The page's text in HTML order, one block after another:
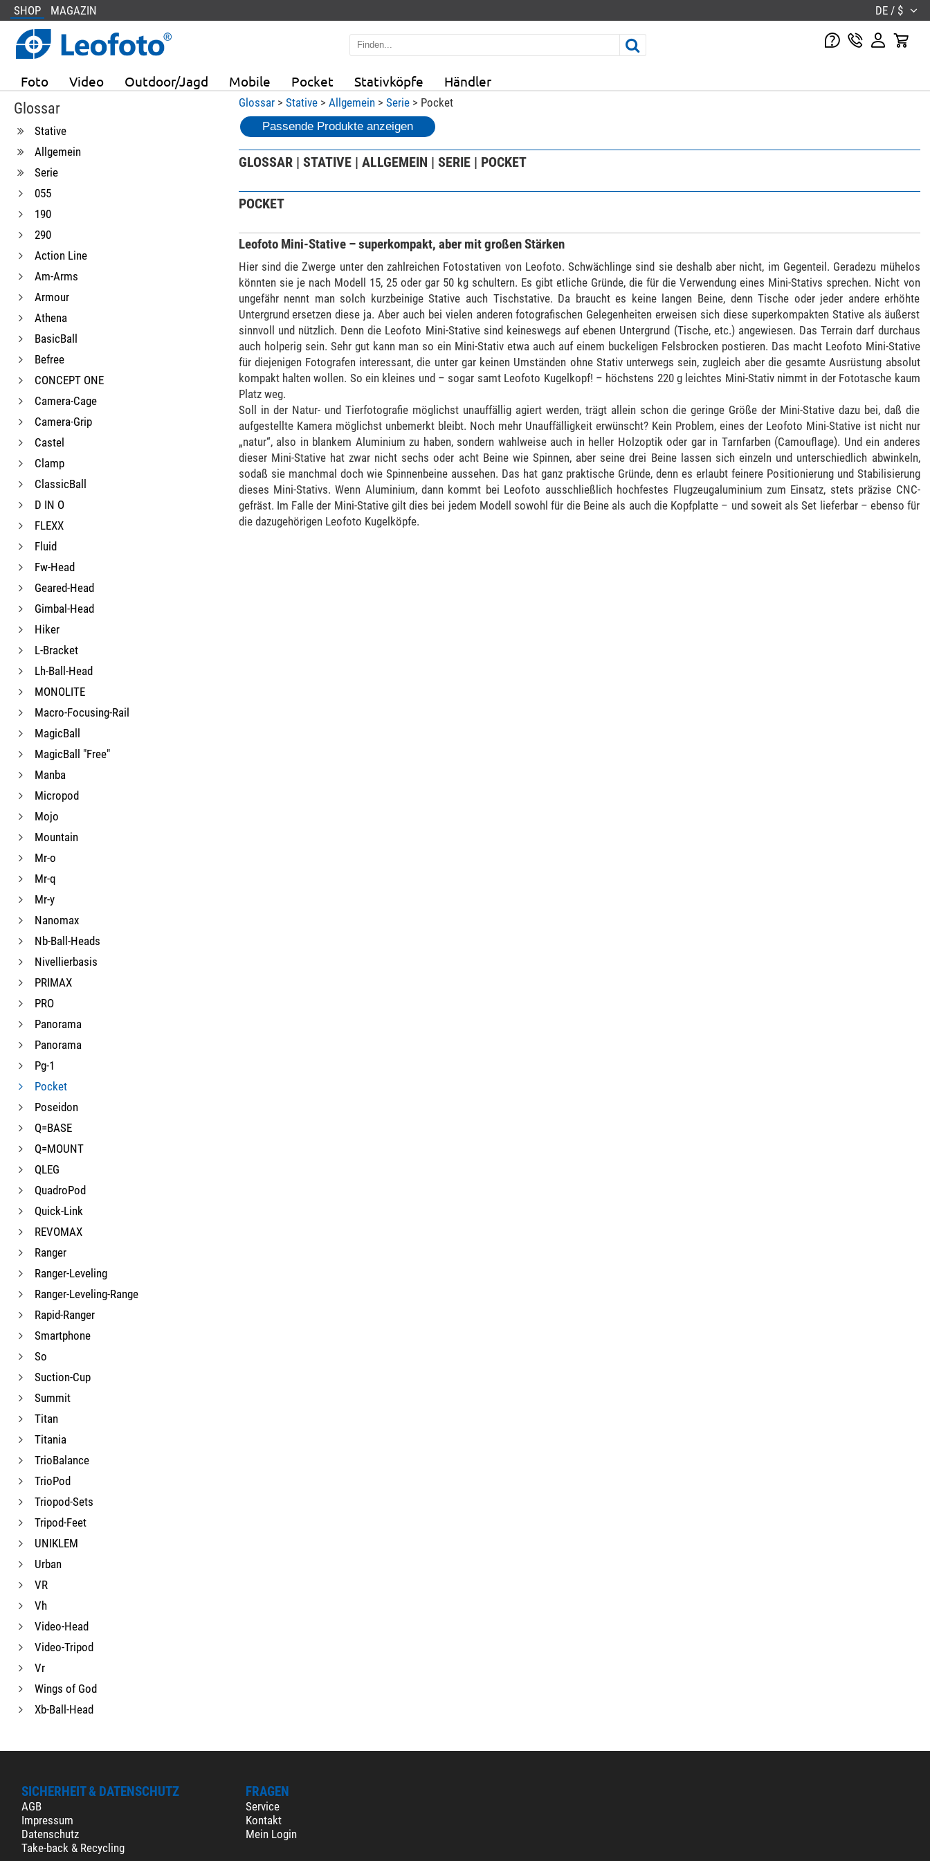
SHOP MAGAZIN DE / $
Foto Video Outdoor/Jagd Mobile Pocket Stativköpfe Händler
Glossar
Stative
Allgemein
Serie
055
190
290
Action Line
Am-Arms
Armour
Athena
BasicBall
Befree
CONCEPT ONE
Camera-Cage
Camera-Grip
Castel
Clamp
ClassicBall
D IN O
FLEXX
Fluid
Fw-Head
Geared-Head
Gimbal-Head
Hiker
L-Bracket
Lh-Ball-Head
MONOLITE
Macro-Focusing-Rail
MagicBall
MagicBall "Free"
Manba
Micropod
Mojo
Mountain
Mr-o
Mr-q
Mr-y
Nanomax
Nb-Ball-Heads
Nivellierbasis
PRIMAX
PRO
Panorama
Panorama
Pg-1
Pocket
Poseidon
Q=BASE
Q=MOUNT
QLEG
QuadroPod
Quick-Link
REVOMAX
Ranger
Ranger-Leveling
Ranger-Leveling-Range
Rapid-Ranger
Smartphone
So
Suction-Cup
Summit
Titan
Titania
TrioBalance
TrioPod
Triopod-Sets
Tripod-Feet
UNIKLEM
Urban
VR
Vh
Video-Head
Video-Tripod
Vr
Wings of God
Xb-Ball-Head
Glossar> Stative> Allgemein> Serie> Pocket
Passende Produkte anzeigen
GLOSSAR | STATIVE | ALLGEMEIN | SERIE | POCKET
POCKET
Leofoto Mini-Stative – superkompakt, aber mit großen Stärken
Hier sind die Zwerge unter den zahlreichen Fotostativen von Leofoto. Schwächlinge sind sie deshalb aber nicht, im Gegenteil. Geradezu mühelos
könnten sie je nach Modell 15, 25 oder gar 50 kg schultern. Es gibt etliche Gründe, die für die Verwendung eines Mini-Stativs sprechen. Nicht von
ungefähr nennt man solch kurzbeinige Stative auch Tischstative. Da braucht es keine langen Beine, denn Tische oder jeder andere erhöhte
Untergrund ersetzen diese ja. Aber auch bei vielen anderen fotografischen Gelegenheiten erweisen sich diese superkompakten Stative als äußerst
sinnvoll und nützlich. Denn die Leofoto Mini-Stative sind keineswegs auf ebenen Untergrund (Tische, etc.) angewiesen. Das Terrain darf durchaus
auch holperig sein. Sehr gut kann man so ein Mini-Stativ etwa auch auf einem buckeligen Felsbrocken postieren. Das macht Leofoto Mini-Stative
für diejenigen Fotografen interessant, die unter gar keinen Umständen ohne Stativ unterwegs sein, zugleich aber die gesamte Ausrüstung absolut
kompakt halten wollen. So ein kleines und – sogar samt Leofoto Kugelkopf! – höchstens 220 g leichtes Mini-Stativ nimmt in der Fototasche kaum
Platz weg.
Soll in der Natur- und Tierfotografie möglichst unauffällig agiert werden, trägt allein schon die geringe Größe der Mini-Stative dazu bei, daß die
aufgestellte Kamera möglichst unbemerkt bleibt. Noch mehr Unauffälligkeit erwünscht? Kein Problem, eines der Leofoto Mini-Stative ist nicht nur
„natur“, also in blankem Aluminium zu haben, sondern wahlweise auch in heller Holzoptik oder gar in Tarnfarben (Camouflage). Und ein anderes
dieser Mini-Stative hat zwar nicht sechs oder acht Beine wie Spinnen, aber seine drei Beine lassen sich einzeln und unterschiedlich abwinkeln,
sodaß sie manchmal doch wie Spinnenbeine aussehen. Das hat ganz praktische Gründe, denn es erlaubt feinere Positionierung und Stabilisierung
dieses Mini-Stativs. Wenn Aluminium, dann kommt bei Leofoto ausschließlich hochfestes Flugzeugaluminium zum Einsatz, stets präzise CNC-
gefräst. Im Falle der Mini-Stative gilt dies bei jedem Modell sowohl für die Beine als auch die Kopfplatte – und soweit als Set lieferbar – ebenso für
die dazugehörigen Leofoto Kugelköpfe.
SICHERHEIT & DATENSCHUTZ
AGB
Impressum
Datenschutz
Take-back & Recycling
FRAGEN
Service
Kontakt
Mein Login